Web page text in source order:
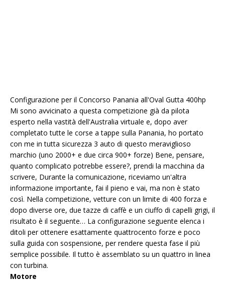
Configurazione per il Concorso Panania all'Oval Gutta 400hp
Mi sono avvicinato a questa competizione già da pilota
esperto nella vastità dell'Australia virtuale e, dopo aver
completato tutte le corse a tappe sulla Panania, ho portato
con me in tutta sicurezza 3 auto di questo meraviglioso
marchio (uno 2000+ e due circa 900+ forze) Bene, pensare,
quanto complicato potrebbe essere?, prendi la macchina da
scrivere, Durante la comunicazione, riceviamo un'altra
informazione importante, fai il pieno e vai, ma non è stato
così. Nella competizione, vetture con un limite di 400 forza e
dopo diverse ore, due tazze di caffè e un ciuffo di capelli grigi, il
risultato è il seguente… La configurazione seguente elenca i
ditoli per ottenere esattamente quattrocento forze e poco
sulla guida con sospensione, per rendere questa fase il più
semplice possibile. Il tutto è assemblato su un quattro in linea
con turbina.
Motore